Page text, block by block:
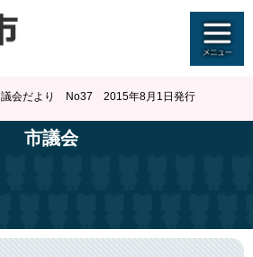
議会だより No37 2015年8月1日発行
市議会